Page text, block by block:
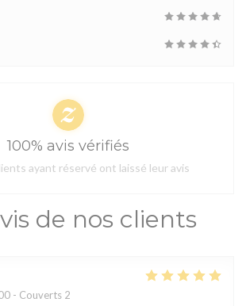
de nos clients
- Couverts 2
100% avis vérifiés
ayant réservé ont laissé leur avis